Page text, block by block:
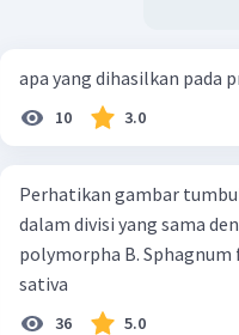
apa yang dihasilkan pada
10 3.0
Perhatikan gambar
dalam divisi yang sama
polymorpha B. Sphagnum
sativa
36 5.0